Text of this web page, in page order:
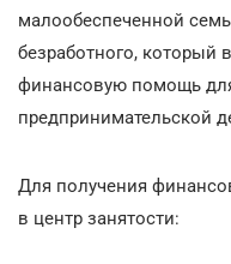
малообеспеченной
безработного, который
финансовую помощь
предпринимательской
Для получения
в центр занятости: